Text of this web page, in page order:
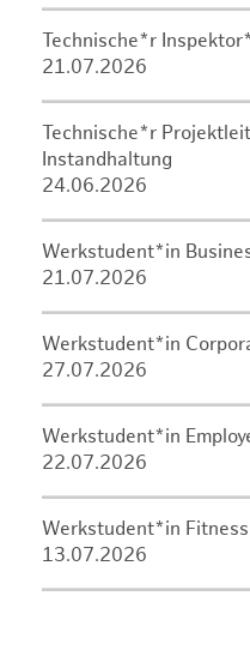
Technische*r
21.07.2026
Technische*r
Instandhaltung
24.06.2026
Werkstudent*in
21.07.2026
Werkstudent*in
27.07.2026
Werkstudent*in
22.07.2026
Werkstudent*in
13.07.2026